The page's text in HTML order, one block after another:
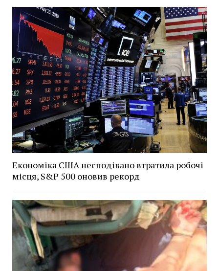
Економіка США несподівано втратила робочі
місця, S&P 500 оновив рекорд